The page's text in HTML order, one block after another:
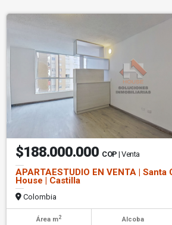
$188.000.000 COP | Venta
APARTAESTUDIO EN VENTA | Santa
House | Castilla
Colombia
Área m2 Alcoba